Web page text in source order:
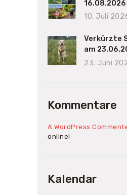
16.08.2026
10. Juli
Verkürzte
am
23. Juni
Kommentare
A WordPress
online!
Kalendar